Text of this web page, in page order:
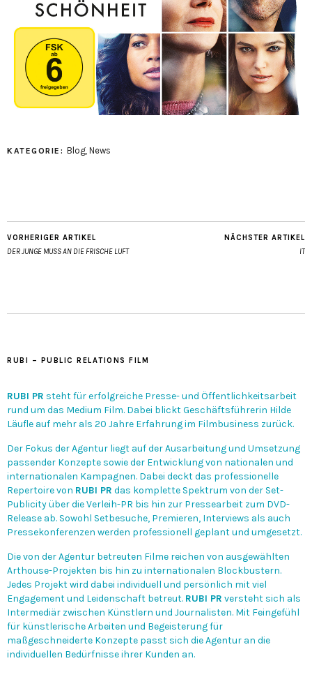
KATEGORIE: Blog, News
VORHERIGER ARTIKEL
DER JUNGE MUSS AN DIE FRISCHE LUFT
NÄCHSTER ARTIKEL
IT
RUBI – PUBLIC RELATIONS FILM
RUBI PR steht für erfolgreiche Presse- und Öffentlichkeitsarbeit
rund um das Medium Film. Dabei blickt Geschäftsführerin Hilde
Läufle auf mehr als 20 Jahre Erfahrung im Filmbusiness zurück.
Der Fokus der Agentur liegt auf der Ausarbeitung und Umsetzung
passender Konzepte sowie der Entwicklung von nationalen und
internationalen Kampagnen. Dabei deckt das professionelle
Repertoire von RUBI PR das komplette Spektrum von der Set-
Publicity über die Verleih-PR bis hin zur Pressearbeit zum DVD-
Release ab. Sowohl Setbesuche, Premieren, Interviews als auch
Pressekonferenzen werden professionell geplant und umgesetzt.
Die von der Agentur betreuten Filme reichen von ausgewählten
Arthouse-Projekten bis hin zu internationalen Blockbustern.
Jedes Projekt wird dabei individuell und persönlich mit viel
Engagement und Leidenschaft betreut. RUBI PR versteht sich als
Intermediär zwischen Künstlern und Journalisten. Mit Feingefühl
für künstlerische Arbeiten und Begeisterung für
maßgeschneiderte Konzepte passt sich die Agentur an die
individuellen Bedürfnisse ihrer Kunden an.